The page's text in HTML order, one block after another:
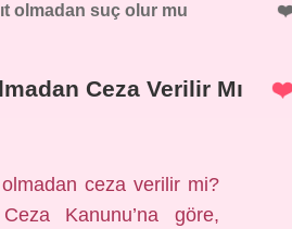
olmadan suç olur mu
Ceza Verilir Mı
ceza verilir mi?
Kanunu’na göre,